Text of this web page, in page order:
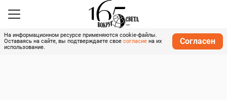
На информационном ресурсе применяются cookie-файлы.
Оставаясь на сайте, вы подтверждаете свое согласие на их
использование.
Согласен